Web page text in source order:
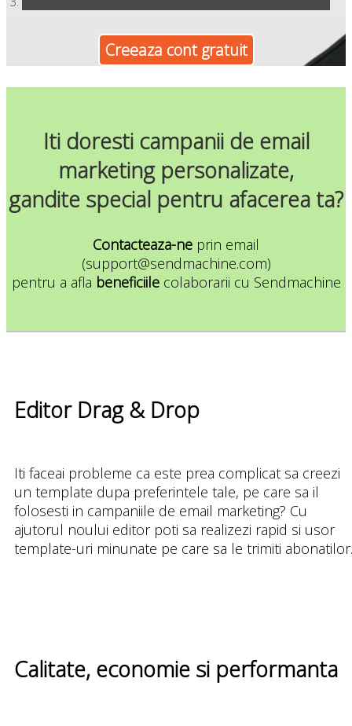
Creeaza cont gratuit
Iti doresti campanii de email
marketing personalizate,
gandite special pentru afacerea ta?
Contacteaza-ne prin email
(support@sendmachine.com)
pentru a afla beneficiilecolaborarii cu Sendmachine
Editor Drag & Drop
Iti faceai probleme ca este prea complicat sa creezi
un template dupa preferintele tale, pe care sa il
folosesti in campaniile de email marketing? Cu
ajutorul noului editor poti sa realizezi rapid si usor
template-uri minunate pe care sa le trimiti abonatilor.
Calitate, economie si performanta